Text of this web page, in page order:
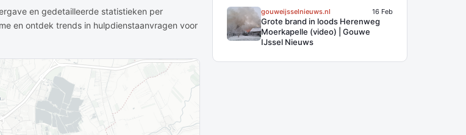
en gedetailleerde statistieken per
en ontdek trends in hulpdienstaanvragen voor
gouweijsselnieuws.nl 16 Feb
Grote brand in loods Herenweg
Moerkapelle (video) | Gouwe
IJssel Nieuws